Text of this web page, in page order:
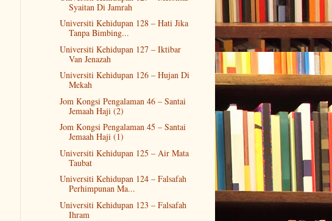
Syaitan Di Jamrah
Universiti Kehidupan 128 – Hati Jika
Tanpa Bimbing...
Universiti Kehidupan 127 – Iktibar
Van Jenazah
Universiti Kehidupan 126 – Hujan Di
Mekah
Jom Kongsi Pengalaman 46 – Santai
Jemaah Haji (2)
Jom Kongsi Pengalaman 45 – Santai
Jemaah Haji (1)
Universiti Kehidupan 125 – Air Mata
Taubat
Universiti Kehidupan 124 – Falsafah
Perhimpunan Ma...
Universiti Kehidupan 123 – Falsafah
Ihram